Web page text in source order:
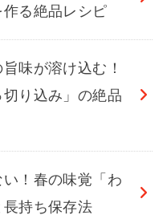
る絶品レシピ
味が溶け込む！
り込み」の絶品
い！春の味覚「わ
持ち保存法